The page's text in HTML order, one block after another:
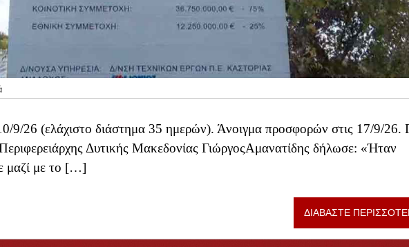
9/26 (ελάχιστο διάστημα 35 ημερών). Άνοιγμα προσφορών στις 17/9/26.
Δυτικής Μακεδονίας ΓιώργοςΑμανατίδης δήλωσε: «Ήταν
μαζί με το […]
ΔΙΑΒΑΣΤΕ